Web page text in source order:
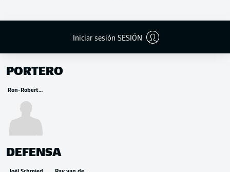
Iniciar sesión SESIÓN
PORTERO
Ron-Robert Zieler
DEFENSA